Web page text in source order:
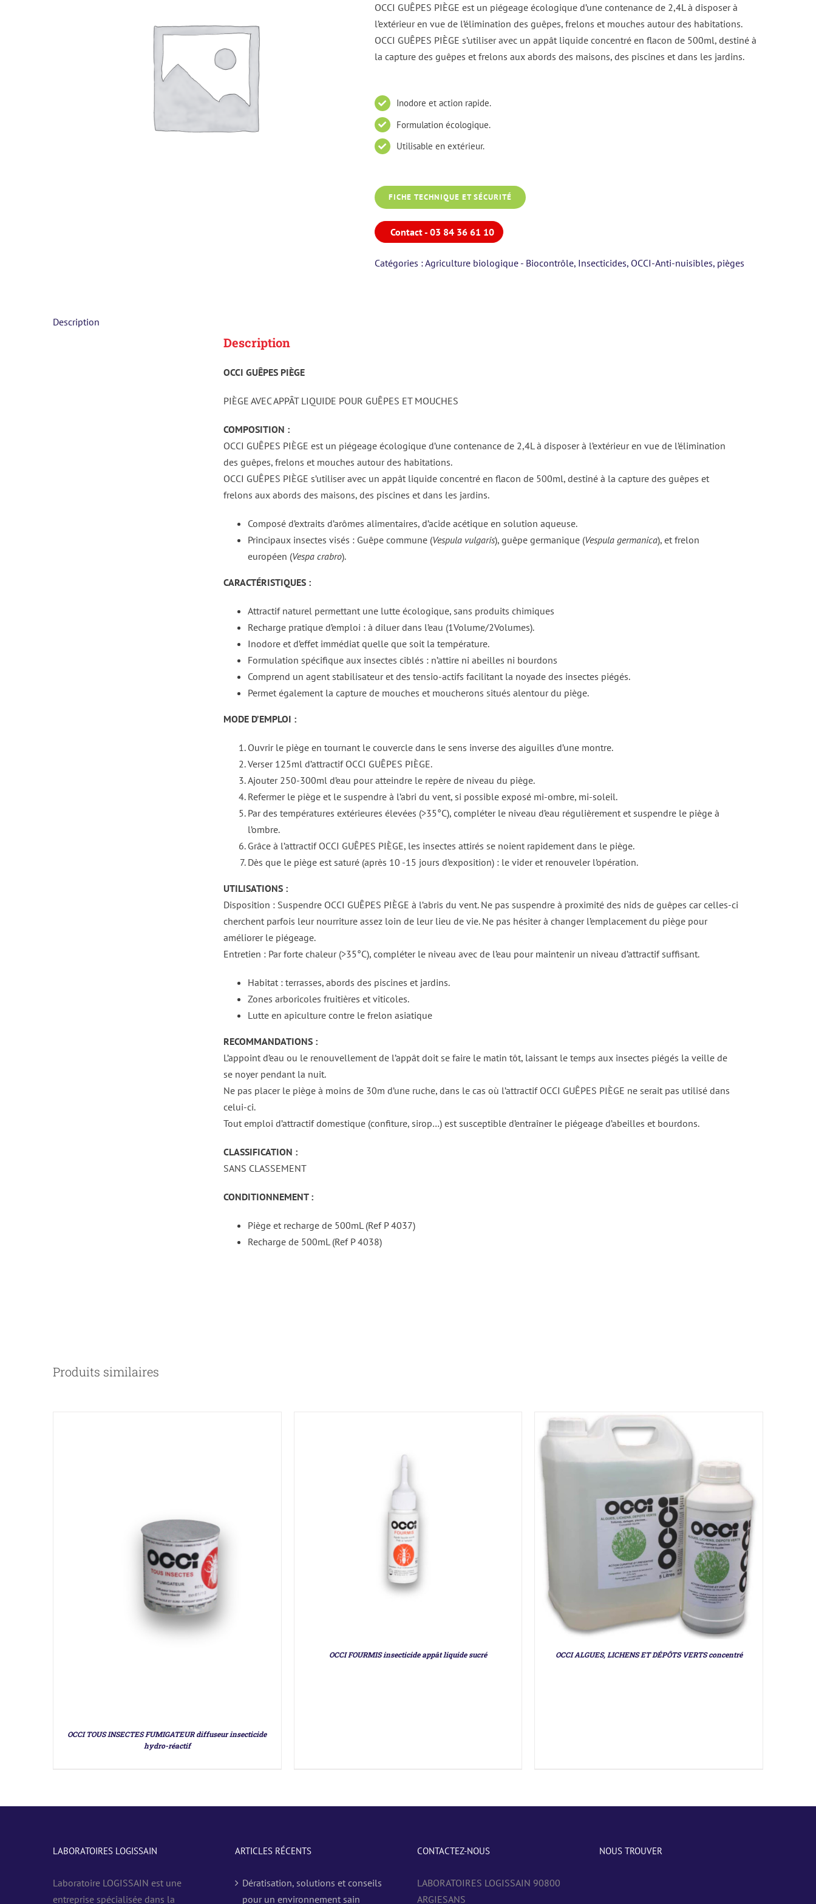
OCCI GUÊPES PIÈGE est un piégeage écologique d’une contenance de 2,4L à disposer à
l’extérieur en vue de l’élimination des guêpes, frelons et mouches autour des habitations.
OCCI GUÊPES PIÈGE s’utiliser avec un appât liquide concentré en flacon de 500ml, destiné à
la capture des guêpes et frelons aux abords des maisons, des piscines et dans les jardins.
Inodore et action rapide.
Formulation écologique.
Utilisable en extérieur.
FICHE TECHNIQUE ET SÉCURITÉ
Contact - 03 84 36 61 10
Catégories :Agriculture biologique - Biocontrôle, Insecticides, OCCI-Anti-nuisibles, pièges
Description
Description
OCCI GUÊPES PIÈGE
PIÈGE AVEC APPÂT LIQUIDE POUR GUÊPES ET MOUCHES
COMPOSITION :
OCCI GUÊPES PIÈGE est un piégeage écologique d’une contenance de 2,4L à disposer à l’extérieur en vue de l’élimination
des guêpes, frelons et mouches autour des habitations.
OCCI GUÊPES PIÈGE s’utiliser avec un appât liquide concentré en flacon de 500ml, destiné à la capture des guêpes et
frelons aux abords des maisons, des piscines et dans les jardins.
Composé d’extraits d’arômes alimentaires, d’acide acétique en solution aqueuse.
Principaux insectes visés : Guêpe commune (Vespula vulgaris), guêpe germanique (Vespula germanica), et frelon
européen (Vespa crabro).
CARACTÉRISTIQUES :
Attractif naturel permettant une lutte écologique, sans produits chimiques
Recharge pratique d’emploi : à diluer dans l’eau (1Volume/2Volumes).
Inodore et d’effet immédiat quelle que soit la température.
Formulation spécifique aux insectes ciblés : n’attire ni abeilles ni bourdons
Comprend un agent stabilisateur et des tensio-actifs facilitant la noyade des insectes piégés.
Permet également la capture de mouches et moucherons situés alentour du piège.
MODE D’EMPLOI :
Ouvrir le piège en tournant le couvercle dans le sens inverse des aiguilles d’une montre.
Verser 125ml d’attractif OCCI GUÊPES PIÈGE.
Ajouter 250-300ml d’eau pour atteindre le repère de niveau du piège.
Refermer le piège et le suspendre à l’abri du vent, si possible exposé mi-ombre, mi-soleil.
Par des températures extérieures élevées (>35°C), compléter le niveau d’eau régulièrement et suspendre le piège à
l’ombre.
Grâce à l’attractif OCCI GUÊPES PIÈGE, les insectes attirés se noient rapidement dans le piège.
Dès que le piège est saturé (après 10 -15 jours d’exposition) : le vider et renouveler l’opération.
UTILISATIONS :
Disposition : Suspendre OCCI GUÊPES PIÈGE à l’abris du vent. Ne pas suspendre à proximité des nids de guêpes car celles-ci
cherchent parfois leur nourriture assez loin de leur lieu de vie. Ne pas hésiter à changer l’emplacement du piège pour
améliorer le piégeage.
Entretien : Par forte chaleur (>35°C), compléter le niveau avec de l’eau pour maintenir un niveau d’attractif suffisant.
Habitat : terrasses, abords des piscines et jardins.
Zones arboricoles fruitières et viticoles.
Lutte en apiculture contre le frelon asiatique
RECOMMANDATIONS :
L’appoint d’eau ou le renouvellement de l’appât doit se faire le matin tôt, laissant le temps aux insectes piégés la veille de
se noyer pendant la nuit.
Ne pas placer le piège à moins de 30m d’une ruche, dans le cas où l’attractif OCCI GUÊPES PIÈGE ne serait pas utilisé dans
celui-ci.
Tout emploi d’attractif domestique (confiture, sirop…) est susceptible d’entraîner le piégeage d’abeilles et bourdons.
CLASSIFICATION :
SANS CLASSEMENT
CONDITIONNEMENT :
Piège et recharge de 500mL (Ref P 4037)
Recharge de 500mL (Ref P 4038)
Produits similaires
OCCI TOUS INSECTES FUMIGATEUR diffuseur insecticide
hydro-réactif
OCCI FOURMIS insecticide appât liquide sucré OCCI ALGUES, LICHENS ET DÉPÔTS VERTS concentré
LABORATOIRES LOGISSAIN
Laboratoire LOGISSAIN est une
entreprise spécialisée dans la
ARTICLES RÉCENTS
Dératisation, solutions et conseils
pour un environnement sain
CONTACTEZ-NOUS
LABORATOIRES LOGISSAIN 90800
ARGIESANS
NOUS TROUVER